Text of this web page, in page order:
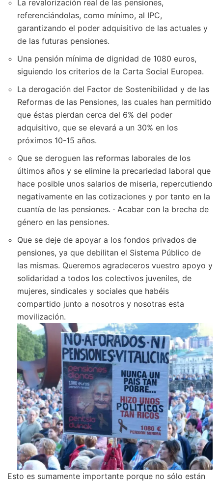
La revalorización real de las pensiones,
referenciándolas, como mínimo, al IPC,
garantizando el poder adquisitivo de las actuales y
de las futuras pensiones.
Una pensión mínima de dignidad de 1080 euros,
siguiendo los criterios de la Carta Social Europea.
La derogación del Factor de Sostenibilidad y de las
Reformas de las Pensiones, las cuales han permitido
que éstas pierdan cerca del 6% del poder
adquisitivo, que se elevará a un 30% en los
próximos 10-15 años.
Que se deroguen las reformas laborales de los
últimos años y se elimine la precariedad laboral que
hace posible unos salarios de miseria, repercutiendo
negativamente en las cotizaciones y por tanto en la
cuantía de las pensiones. · Acabar con la brecha de
género en las pensiones.
Que se deje de apoyar a los fondos privados de
pensiones, ya que debilitan el Sistema Público de
las mismas. Queremos agradeceros vuestro apoyo y
solidaridad a todos los colectivos juveniles, de
mujeres, sindicales y sociales que habéis
compartido junto a nosotros y nosotras esta
movilización.
Esto es sumamente importante porque no sólo están